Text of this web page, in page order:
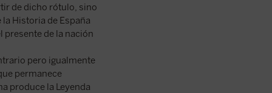
de dicho rótulo, sino
Historia de España
de la nación
pero igualmente
permanece
produce la Leyenda